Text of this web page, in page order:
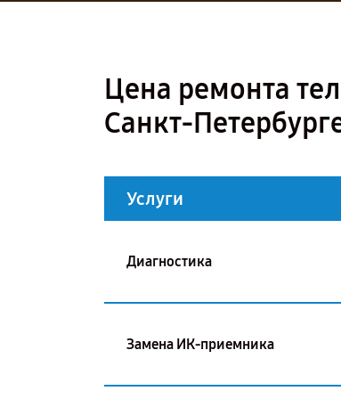
Цена ремонта
Санкт-
Услуги
Диагностика
Замена ИК-приемника